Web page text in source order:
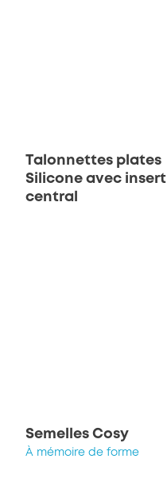
Talonnettes plates
Silicone avec insert
central
Semelles Cosy
À mémoire de forme